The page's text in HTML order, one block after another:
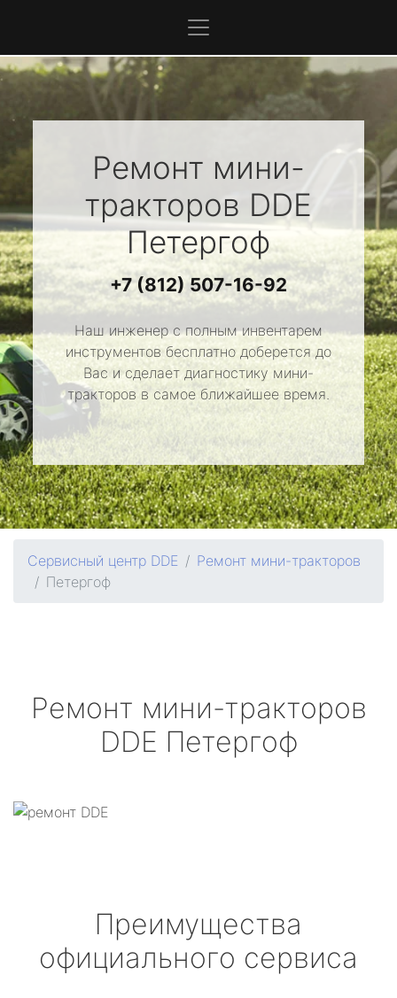
Ремонт мини-
тракторов DDE
Петергоф
+7 (812) 507-16-92
Наш инженер с полным инвентарем
инструментов бесплатно доберется до
Вас и сделает диагностику мини-
тракторов в самое ближайшее время.
Сервисный центр DDE
Ремонт мини-тракторов
Петергоф
Ремонт мини-тракторов
DDE Петергоф
Преимущества
официального сервиса